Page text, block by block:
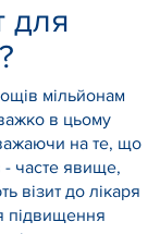
для
мільйонам
в цьому
на те, що
- часте явище,
візит до лікаря
підвищення